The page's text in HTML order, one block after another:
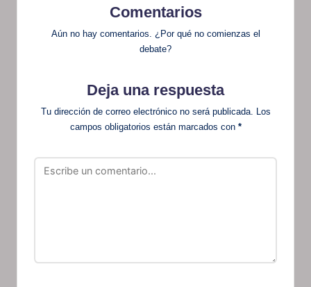
Comentarios
Aún no hay comentarios. ¿Por qué no comienzas el
debate?
Deja una respuesta
Tu dirección de correo electrónico no será publicada.
Los
campos obligatorios están marcados con *